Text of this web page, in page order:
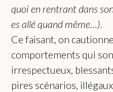
quoi en rentrant dans
es allé quand même…).
Ce faisant, on
comportements qui
irrespectueux,
pires scénarios,